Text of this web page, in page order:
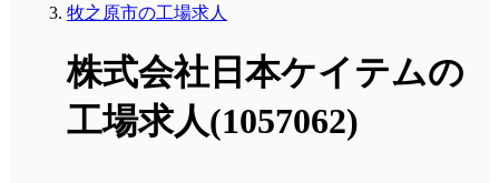
牧之原市の工場求人
株式会社日本ケイテムの
工場求人(1057062)